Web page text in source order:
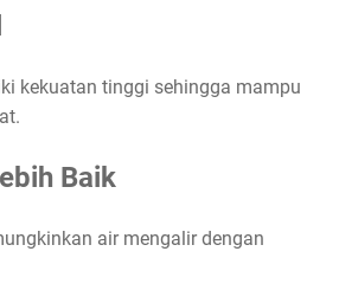
kekuatan tinggi sehingga mampu
Baik
air mengalir dengan